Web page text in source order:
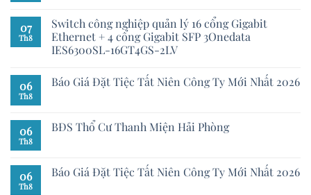
07
Th8
Switch công nghiệp quản lý 16 cổng Gigabit
Ethernet + 4 cổng Gigabit SFP 3Onedata
IES6300SL-16GT4GS-2LV
06
Th8
Báo Giá Đặt Tiệc Tất Niên Công Ty Mới Nhất 2026
06
Th8
BĐS Thổ Cư Thanh Miện Hải Phòng
06
Th8
Báo Giá Đặt Tiệc Tất Niên Công Ty Mới Nhất 2026